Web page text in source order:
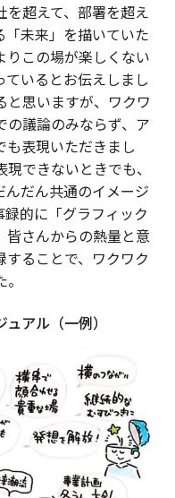
超えて、部署を超え
未来」を描いていた
りこの場が楽しくない
ているとお伝えしまし
と思いますが、ワクワ
の議論のみならず、ア
も表現いただきまし
できないときでも、
んだん共通のイメージ
的に「グラフィック
皆さんからの熱量と意
ることで、ワクワク
アル（一例）